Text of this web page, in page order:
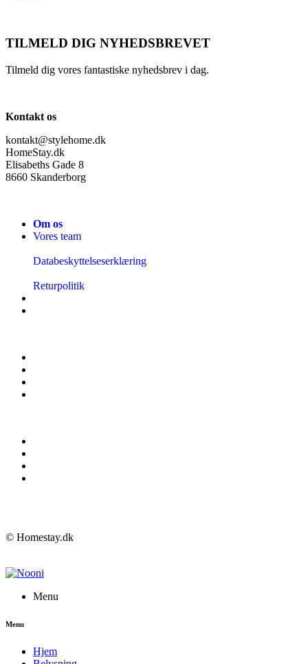
TILMELD DIG NYHEDSBREVET
Tilmeld dig vores fantastiske nyhedsbrev i dag.
Kontakt os
kontakt@stylehome.dk
HomeStay.dk
Elisabeths Gade 8
8660 Skanderborg
Om os
Vores team
Databeskyttelseserklæring
Returpolitik
© Homestay.dk
Menu
Menu
Hjem